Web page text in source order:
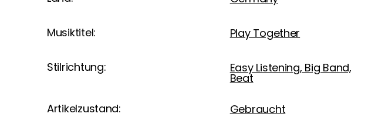
Musiktitel: Play Together
Stilrichtung: Easy Listening, Big Band,
Beat
Artikelzustand: Gebraucht